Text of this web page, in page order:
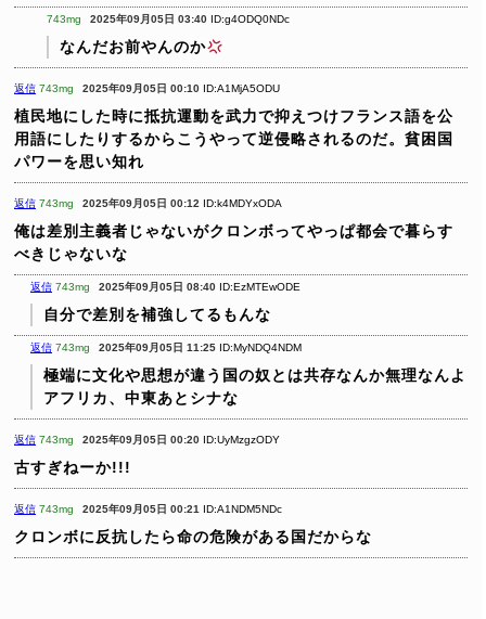
743mg 2025年09月05日 03:40 ID:g4ODQ0NDc
なんだお前やんのか
返信 743mg 2025年09月05日 00:10 ID:A1MjA5ODU
植民地にした時に抵抗運動を武力で抑えつけフランス語を公
用語にしたりするからこうやって逆侵略されるのだ。貧困国
パワーを思い知れ
返信 743mg 2025年09月05日 00:12 ID:k4MDYxODA
俺は差別主義者じゃないがクロンボってやっぱ都会で暮らす
べきじゃないな
返信 743mg 2025年09月05日 08:40 ID:EzMTEwODE
自分で差別を補強してるもんな
返信 743mg 2025年09月05日 11:25 ID:MyNDQ4NDM
極端に文化や思想が違う国の奴とは共存なんか無理なんよ
アフリカ、中東あとシナな
返信 743mg 2025年09月05日 00:20 ID:UyMzgzODY
古すぎねーか!!!
返信 743mg 2025年09月05日 00:21 ID:A1NDM5NDc
クロンボに反抗したら命の危険がある国だからな